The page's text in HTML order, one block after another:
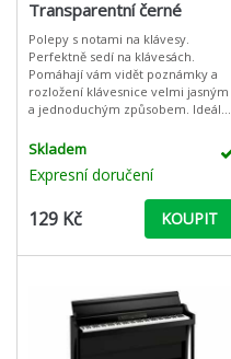
Transparentní černé
Polepy s notami na klávesy.
Perfektně sedí na klávesách.
Pomáhají vám vidět poznámky a
rozložení klávesnice velmi jasným
a jednoduchým způsobem. Ideální
základní principy o klávesách klaví
Skladem
Expresní doručení
129 Kč KOUPIT